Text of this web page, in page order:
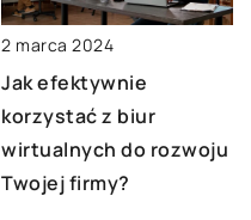
2 marca 2024
Jak efektywnie
korzystać z biur
wirtualnych do rozwoju
Twojej firmy?